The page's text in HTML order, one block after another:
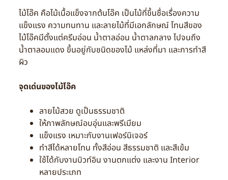
ไม้โอ๊ค คือไม้เนื้อแข็งจากต้นโอ๊ค เป็นไม้ที่ขึ้นชื่อเรื่องความ
แข็งแรง ความทนทาน และลายไม้ที่มีเอกลักษณ์ โทนสีของ
ไม้โอ๊คมีตั้งแต่ครีมอ่อน น้ำตาลอ่อน น้ำตาลกลาง ไปจนถึง
น้ำตาลอมแดง ขึ้นอยู่กับชนิดของไม้ แหล่งที่มา และการทำสี
ผิว
จุดเด่นของไม้โอ๊ค
ลายไม้สวย ดูเป็นธรรมชาติ
ให้ภาพลักษณ์อบอุ่นและพรีเมียม
แข็งแรง เหมาะกับงานเฟอร์นิเจอร์
ทำสีได้หลายโทน ทั้งสีอ่อน สีธรรมชาติ และสีเข้ม
ใช้ได้กับงานบิวท์อิน งานตกแต่ง และงาน Interior
หลายประเภท